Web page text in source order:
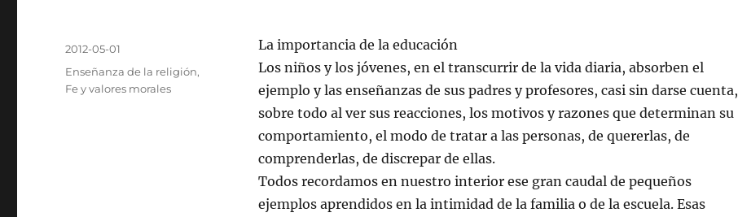
La importancia de la educación
Los niños y los jóvenes, en el transcurrir de la vida diaria, absorben el
ejemplo y las enseñanzas de sus padres y profesores, casi sin darse cuenta,
sobre todo al ver sus reacciones, los motivos y razones que determinan su
comportamiento, el modo de tratar a las personas, de quererlas, de
comprenderlas, de discrepar de ellas.
Todos recordamos en nuestro interior ese gran caudal de pequeños
ejemplos aprendidos en la intimidad de la familia o de la escuela. Esas
Publicado
2012-05-01
Categorías
Enseñanza de la religión,
Fe y valores morales